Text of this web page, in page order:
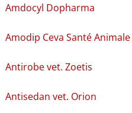
Amdocyl Dopharma
Amodip Ceva Santé Animale
Antirobe vet. Zoetis
Antisedan vet. Orion